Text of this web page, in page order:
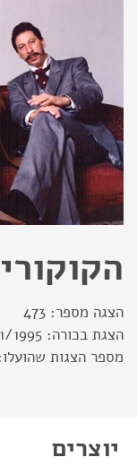
הצגה מספר: 473
הצגת בכורה: 1995
מספר הצגות
יוצרים